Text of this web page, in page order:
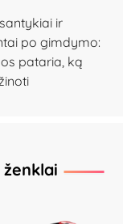
po gimdymo:
pataria, ką